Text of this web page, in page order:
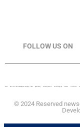
FOLLOW US ON
© 2024 Reserved